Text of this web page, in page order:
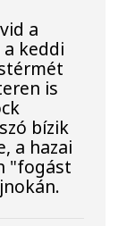
a
keddi
is
bízik
a hazai
"fogást